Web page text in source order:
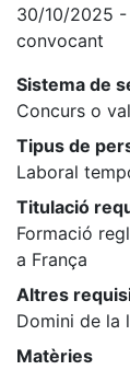
30/10/2025 -
convocant
Sistema de
Concurs o
Tipus de
Laboral
Titulació
Formació
a França
Altres
Domini de la
Matèries